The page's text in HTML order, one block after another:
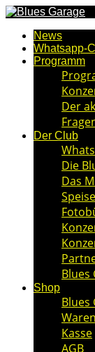
News
Whatsapp-
Programm
Der
Der Club
Die
Das
Blues
Shop
Blues
Kasse
AGB